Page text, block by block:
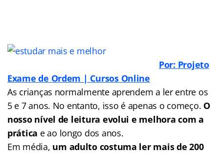
Por: Projeto
Exame de Ordem | Cursos Online
As crianças normalmente aprendem a ler entre os
5 e 7 anos. No entanto, isso é apenas o começo. O
nosso nível de leitura evolui e melhora com a
prática e ao longo dos anos.
Em média, um adulto costuma ler mais de 200